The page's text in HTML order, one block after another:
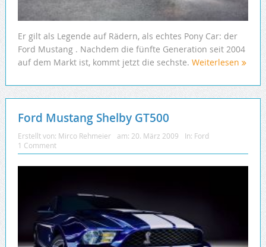
Er gilt als Legende auf Rädern, als echtes Pony Car: der
Ford Mustang . Nachdem die fünfte Generation seit 2004
auf dem Markt ist, kommt jetzt die sechste. Weiterlesen
Ford Mustang Shelby GT500
Erstellt von: Mirco Rehmeier am: 20. März 2009 In: Ford
1 Comment